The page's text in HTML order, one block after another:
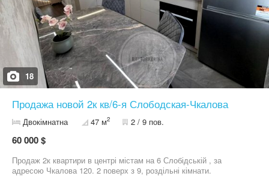
18
Продажа новой 2к кв/6-я Слободская-Чкалова
Двокімнатна 47 м2 2 / 9 пов.
60 000 $
Продаж 2к квартири в центрі містам на 6 Слобідській , за
адресою Чкалова 120. 2 поверх з 9, роздільні кімнати.